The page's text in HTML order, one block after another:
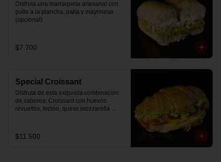
Disfruta una marraqueta artesanal con
pollo a la plancha, palta y mayonesa
(opcional).
$7.700
Special Croissant
Disfruta de esta exquisita combinación
de sabores: Croissant con huevos
revueltos, tocino, queso mozzarella
$11.500